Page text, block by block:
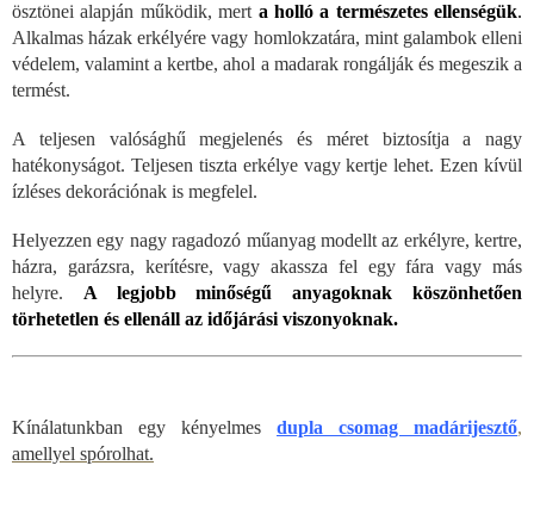
ösztönei alapján működik, mert a holló a természetes ellenségük.
Alkalmas házak erkélyére vagy homlokzatára, mint galambok elleni
védelem, valamint a kertbe, ahol a madarak rongálják és megeszik a
termést.
A teljesen valósághű megjelenés és méret biztosítja a nagy
hatékonyságot. Teljesen tiszta erkélye vagy kertje lehet. Ezen kívül
ízléses dekorációnak is megfelel.
Helyezzen egy nagy ragadozó műanyag modellt az erkélyre, kertre,
házra, garázsra, kerítésre, vagy akassza fel egy fára vagy más
helyre. A legjobb minőségű anyagoknak köszönhetően
törhetetlen és ellenáll az időjárási viszonyoknak.
Kínálatunkban egy kényelmes dupla csomag madárijesztő,
amellyel spórolhat.